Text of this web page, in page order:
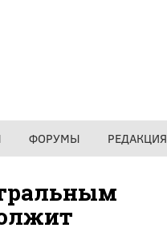
ФОРУМЫ РЕДАКЦИЯ